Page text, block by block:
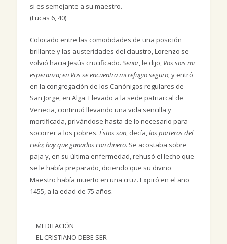
si es semejante a su maestro.
(Lucas 6, 40)
Colocado entre las comodidades de una posición
brillante y las austeridades del claustro, Lorenzo se
volvió hacia Jesús crucificado. Señor, le dijo, Vos sois mi
esperanza; en Vos se encuentra mi refugio seguro; y entró
en la congregación de los Canónigos regulares de
San Jorge, en Alga. Elevado a la sede patriarcal de
Venecia, continuó llevando una vida sencilla y
mortificada, privándose hasta de lo necesario para
socorrer a los pobres. Éstos son, decía,los porteros del
cielo; hay que ganarlos con dinero. Se acostaba sobre
paja y, en su última enfermedad, rehusó el lecho que
se le había preparado, diciendo que su divino
Maestro había muerto en una cruz. Expiró en el año
1455, a la edad de 75 años.
MEDITACIÓN
EL CRISTIANO DEBE SER